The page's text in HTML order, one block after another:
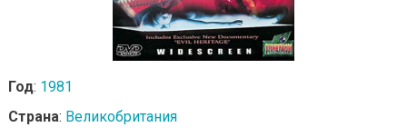
Год: 1981
Страна: Великобритания